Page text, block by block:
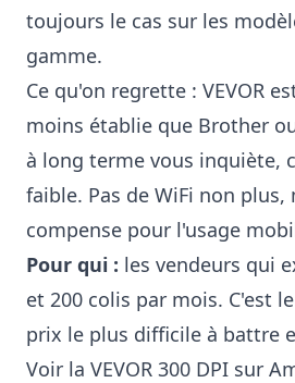
toujours le cas sur les
gamme.
Ce qu'on regrette : VEVOR
moins établie que Brother ou
à long terme vous inquiète,
faible. Pas de WiFi non
compense pour l'usage
Pour qui : les vendeurs qui
et 200 colis par mois. C'est
prix le plus difficile à battre
Voir la VEVOR 300 DPI sur